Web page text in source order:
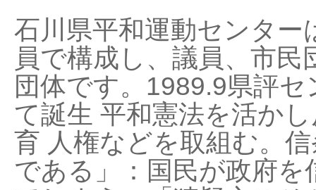
石川県平和運動センタ
員で構成し、議員、市
団体です。1989.9県評
て誕生 平和憲法を活か
育 人権などを取組む。
である」：国民が政府